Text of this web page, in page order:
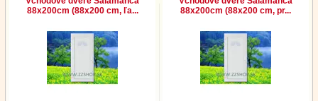
88x200cm (88x200 cm, ľa...
88x200cm (88x200 cm, pr...